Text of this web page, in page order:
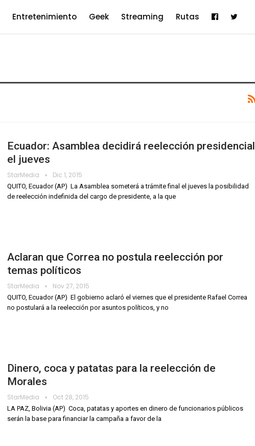
Entretenimiento Geek Streaming Rutas
Ecuador: Asamblea decidirá reelección presidencial
el jueves
StarMedia Dic 1, 2015
QUITO, Ecuador (AP)  La Asamblea someterá a trámite final el jueves la posibilidad
de reelección indefinida del cargo de presidente, a la que
Aclaran que Correa no postula reelección por
temas políticos
StarMedia Nov 27, 2015
QUITO, Ecuador (AP)  El gobierno aclaró el viernes que el presidente Rafael Correa
no postulará a la reelección por asuntos políticos, y no
Dinero, coca y patatas para la reelección de
Morales
StarMedia Oct 28, 2015
LA PAZ, Bolivia (AP)  Coca, patatas y aportes en dinero de funcionarios públicos
serán la base para financiar la campaña a favor de la